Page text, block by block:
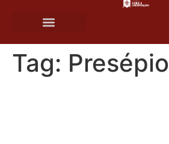
Tag: Presépio